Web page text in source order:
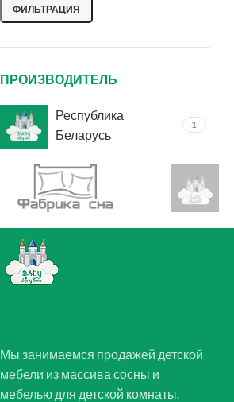
ФИЛЬТРАЦИЯ
ПРОИЗВОДИТЕЛЬ
Республика
Беларусь
1
Мы занимаемся продажей детской
мебели из массива сосны и
мебелью для детской комнаты.